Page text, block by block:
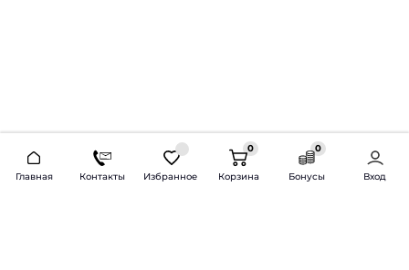
Главная Контакты Избранное
0
Корзина
0
Бонусы Вход
2026 © Продажа и установка автозвука.
Доставка по всей России и СНГ